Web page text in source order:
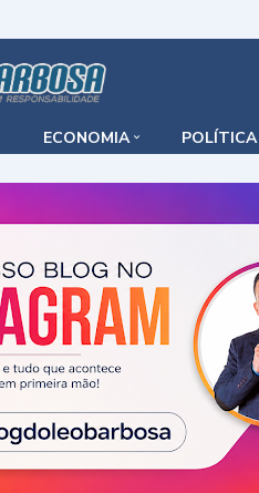
ECONOMIA POLÍTICA